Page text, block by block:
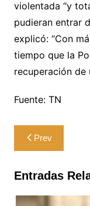
violentada “y
pudieran entrar
explicó: “Con
tiempo que la
recuperación de
Fuente: TN
Navegación
de
entradas
Prev
Entradas